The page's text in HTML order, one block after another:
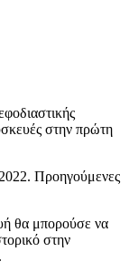
στην πρώτη
Προηγούμενες
θα μπορούσε να
στην